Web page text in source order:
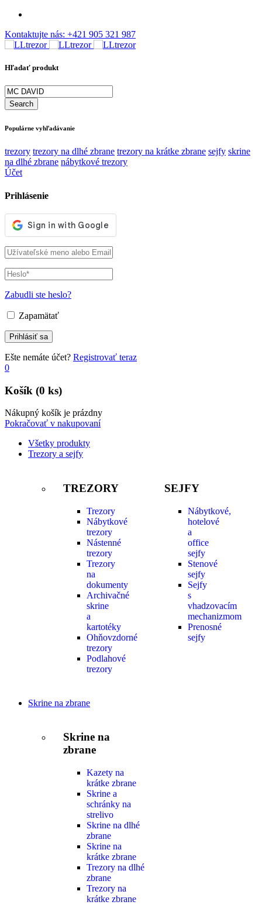
Kontaktujte nás: +421 905 321 987
Hľadať produkt
Populárne vyhľadávanie
trezory trezory na dlhé zbrane trezory na krátke zbrane sejfy skrine
na dlhé zbrane nábytkové trezory
Účet
Prihlásenie
Zabudli ste heslo?
Zapamätať
Ešte nemáte účet? Registrovať teraz
0
Košík (0 ks)
Nákupný košík je prázdny
Pokračovať v nakupovaní
Všetky produkty
Trezory a sejfy
TREZORY
Trezory
Nábytkové
trezory
Nástenné
trezory
Trezory
na
dokumenty
Archivačné
skrine
a
kartotéky
Ohňovzdorné
trezory
Podlahové
trezory
SEJFY
Nábytkové,
hotelové
a
office
sejfy
Stenové
sejfy
Sejfy
s
vhadzovacím
mechanizmom
Prenosné
sejfy
Skrine na zbrane
Skrine na
zbrane
Kazety na
krátke zbrane
Skrine a
schránky na
strelivo
Skrine na dlhé
zbrane
Skrine na
krátke zbrane
Trezory na dlhé
zbrane
Trezory na
krátke zbrane